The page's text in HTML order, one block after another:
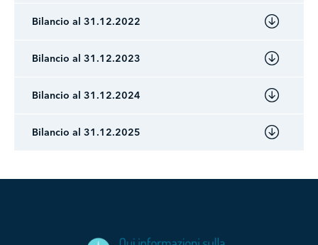
Bilancio al 31.12.2022
Bilancio al 31.12.2023
Bilancio al 31.12.2024
Bilancio al 31.12.2025